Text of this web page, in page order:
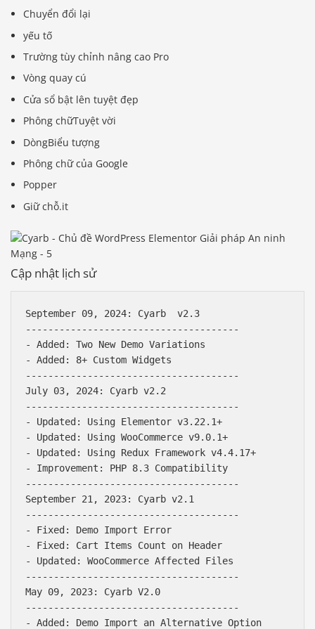
Chuyển đổi lại
yếu tố
Trường tùy chỉnh nâng cao Pro
Vòng quay cú
Cửa sổ bật lên tuyệt đẹp
Phông chữTuyệt vời
DòngBiểu tượng
Phông chữ của Google
Popper
Giữ chỗ.it
Cập nhật lịch sử
September 09, 2024: Cyarb  v2.3
--------------------------------------
- Added: Two New Demo Variations
- Added: 8+ Custom Widgets
--------------------------------------
July 03, 2024: Cyarb v2.2
--------------------------------------
- Updated: Using Elementor v3.22.1+
- Updated: Using WooCommerce v9.0.1+
- Updated: Using Redux Framework v4.4.17+
- Improvement: PHP 8.3 Compatibility
--------------------------------------
September 21, 2023: Cyarb v2.1
--------------------------------------
- Fixed: Demo Import Error
- Fixed: Cart Items Count on Header
- Updated: WooCommerce Affected Files
--------------------------------------
May 09, 2023: Cyarb V2.0
--------------------------------------
- Added: Demo Import an Alternative Option